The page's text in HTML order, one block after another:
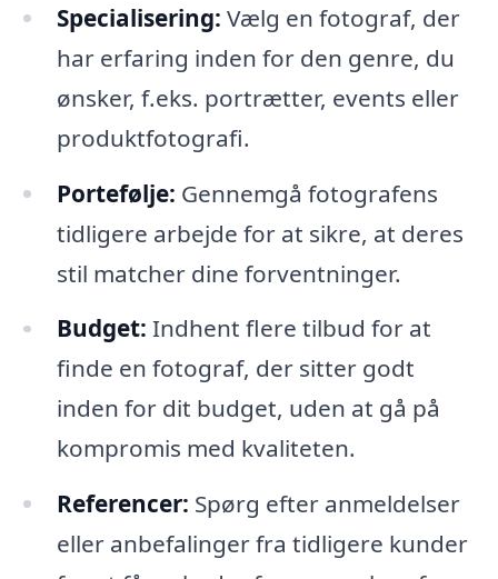
Specialisering: Vælg en fotograf, der
har erfaring inden for den genre, du
ønsker, f.eks. portrætter, events eller
produktfotografi.
Portefølje: Gennemgå fotografens
tidligere arbejde for at sikre, at deres
stil matcher dine forventninger.
Budget: Indhent flere tilbud for at
finde en fotograf, der sitter godt
inden for dit budget, uden at gå på
kompromis med kvaliteten.
Referencer: Spørg efter anmeldelser
eller anbefalinger fra tidligere kunder